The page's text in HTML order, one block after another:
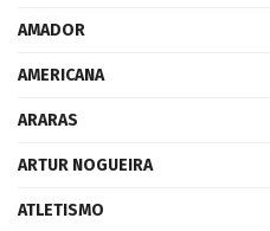
AMADOR
AMERICANA
ARARAS
ARTUR NOGUEIRA
ATLETISMO